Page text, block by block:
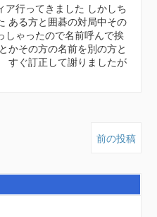
ア行ってきました しかしち
ある方と囲碁の対局中その
しゃったので名前呼んで挨
かその方の名前を別の方と
すぐ訂正して謝りましたが
前の投稿